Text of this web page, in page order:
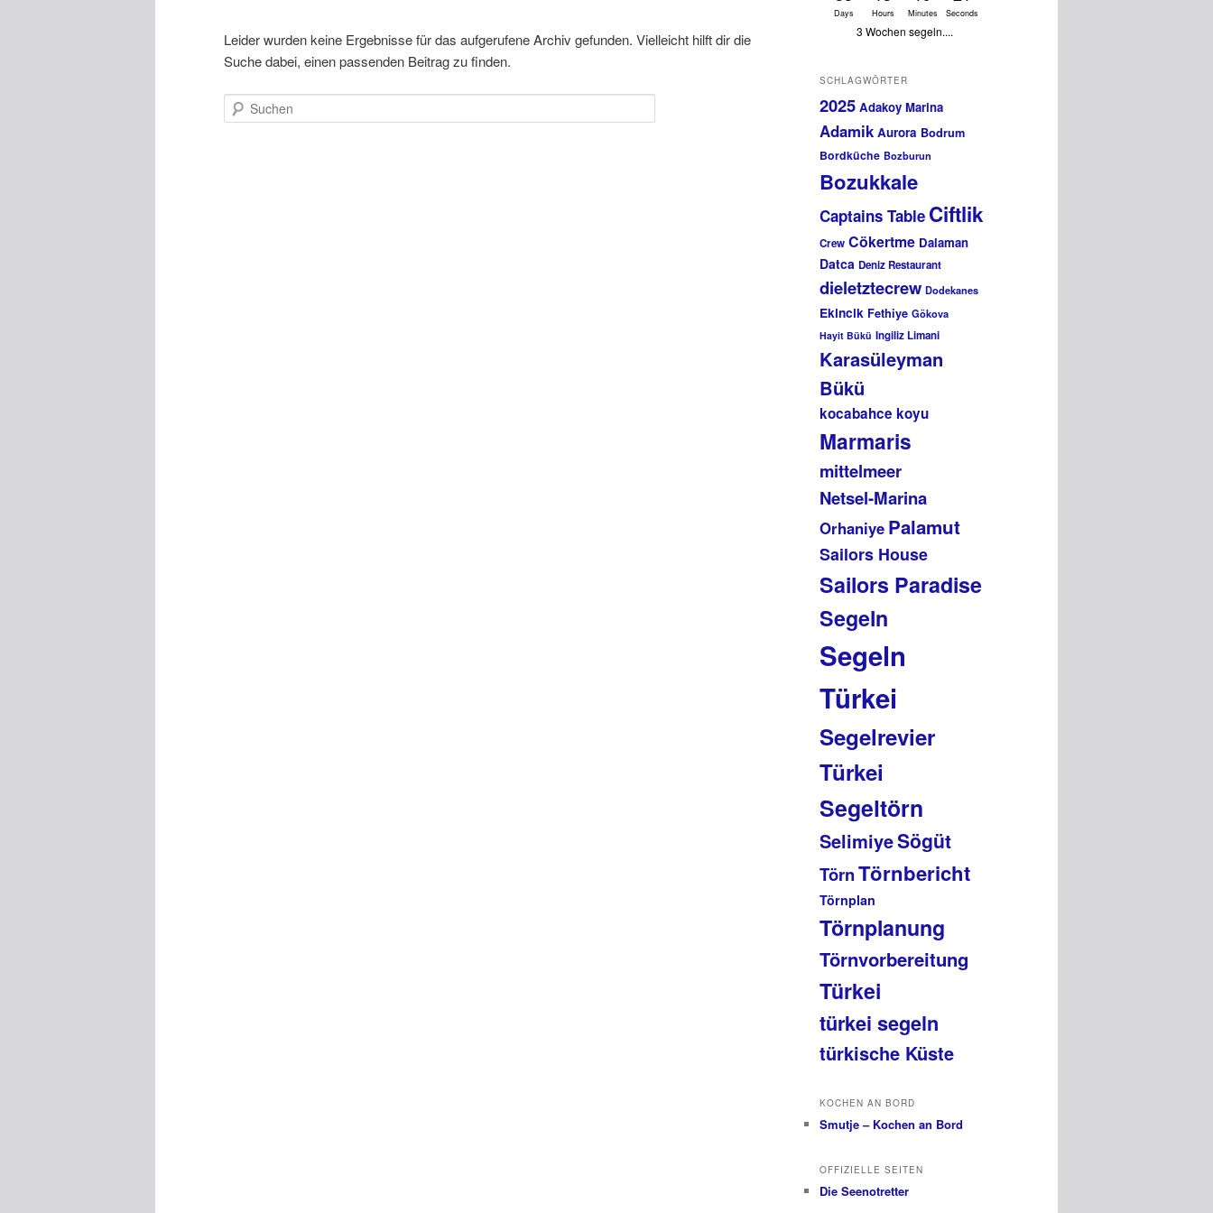
Leider wurden keine Ergebnisse für das aufgerufene Archiv gefunden. Vielleicht hilft dir die
Suche dabei, einen passenden Beitrag zu finden.
Suchen
Days Hours Minutes Seconds
3 Wochen segeln....
SCHLAGWÖRTER
2025 Adakoy Marina
Adamik Aurora Bodrum
Bordküche Bozburun
Bozukkale
Captains Table Ciftlik
Crew Cökertme Dalaman
Datca Deniz Restaurant
dieletztecrew Dodekanes
Ekincik Fethiye Gökova
Hayit Bükü Ingiliz Limani
Karasüleyman
Bükü
kocabahce koyu
Marmaris
mittelmeer
Netsel-Marina
Orhaniye Palamut
Sailors House
Sailors Paradise
Segeln
Segeln
Türkei
Segelrevier
Türkei
Segeltörn
SelimiyeSögüt
TörnTörnbericht
Törnplan
Törnplanung
Törnvorbereitung
Türkei
türkei segeln
türkische Küste
KOCHEN AN BORD
Smutje – Kochen an Bord
OFFIZIELLE SEITEN
Die Seenotretter